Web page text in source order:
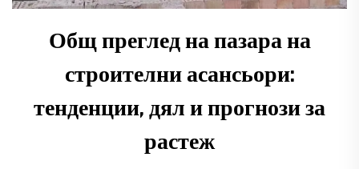
Общ преглед на пазара на
строителни асансьори:
тенденции, дял и прогнози за
растеж